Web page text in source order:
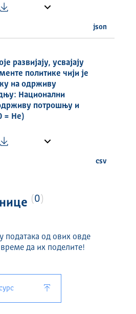
json
развијају, усвајају
политике чији је
на одрживу
Национални
потрошњу и
= Не)
csv
0
података од ових овде
да их поделите!